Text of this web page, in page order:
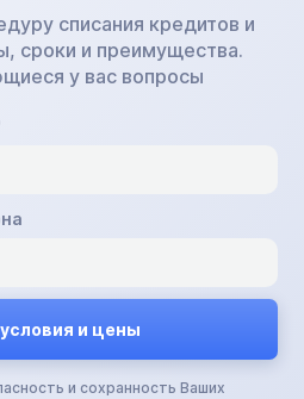
списания кредитов и
сроки и преимущества.
у вас вопросы
и сохранность Ваших